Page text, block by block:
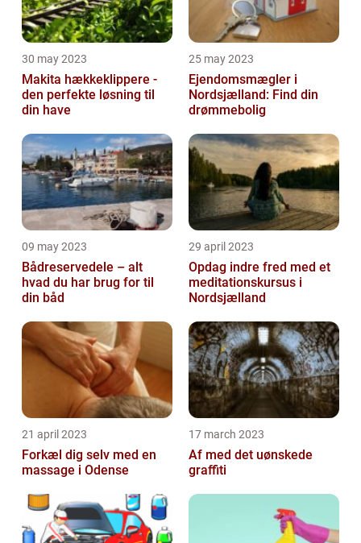
30 may 2023
Makita hækkeklippere -
den perfekte løsning til
din have
25 may 2023
Ejendomsmægler i
Nordsjælland: Find din
drømmebolig
09 may 2023
Bådreservedele – alt
hvad du har brug for til
din båd
29 april 2023
Opdag indre fred med et
meditationskursus i
Nordsjælland
21 april 2023
Forkæl dig selv med en
massage i Odense
17 march 2023
Af med det uønskede
graffiti